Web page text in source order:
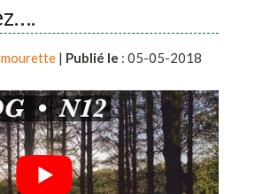
| Publié le : 05-05-2018